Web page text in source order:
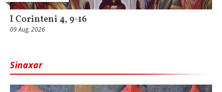
I Corinteni 4, 9-16
09 Aug, 2026
Sinaxar